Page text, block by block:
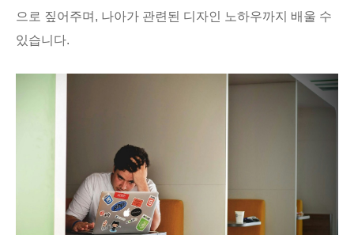
으로 짚어주며, 나아가 관련된 디자인 노하우까지 배울 수
있습니다.